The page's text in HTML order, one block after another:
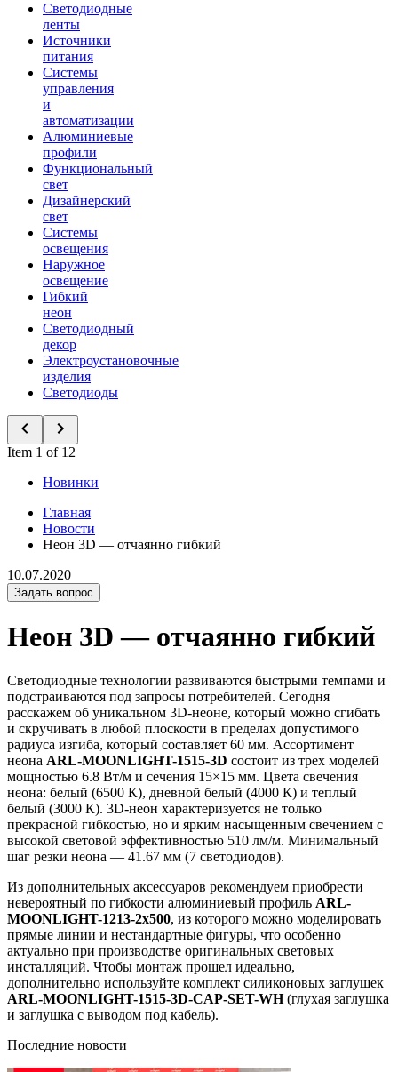
Светодиодные
ленты
Источники
питания
Системы
управления
и
автоматизации
Алюминиевые
профили
Функциональный
свет
Дизайнерский
свет
Системы
освещения
Наружное
освещение
Гибкий
неон
Светодиодный
декор
Электроустановочные
изделия
Светодиоды
Item 1 of 12
Новинки
Главная
Новости
Неон 3D — отчаянно гибкий
10.07.2020
Задать вопрос
Неон 3D — отчаянно гибкий
Светодиодные технологии развиваются быстрыми темпами и
подстраиваются под запросы потребителей. Сегодня
расскажем об уникальном 3D-неоне, который можно сгибать
и скручивать в любой плоскости в пределах допустимого
радиуса изгиба, который составляет 60 мм. Ассортимент
неона ARL-MOONLIGHT-1515-3D состоит из трех моделей
мощностью 6.8 Вт/м и сечения 15×15 мм. Цвета свечения
неона: белый (6500 К), дневной белый (4000 К) и теплый
белый (3000 К). 3D-неон характеризуется не только
прекрасной гибкостью, но и ярким насыщенным свечением с
высокой световой эффективностью 510 лм/м. Минимальный
шаг резки неона — 41.67 мм (7 светодиодов).
Из дополнительных аксессуаров рекомендуем приобрести
невероятный по гибкости алюминиевый профиль ARL-
MOONLIGHT-1213-2x500, из которого можно моделировать
прямые линии и нестандартные фигуры, что особенно
актуально при производстве оригинальных световых
инсталляций. Чтобы монтаж прошел идеально,
дополнительно используйте комплект силиконовых заглушек
ARL-MOONLIGHT-1515-3D-CAP-SET-WH(глухая заглушка
и заглушка с выводом под кабель).
Последние новости